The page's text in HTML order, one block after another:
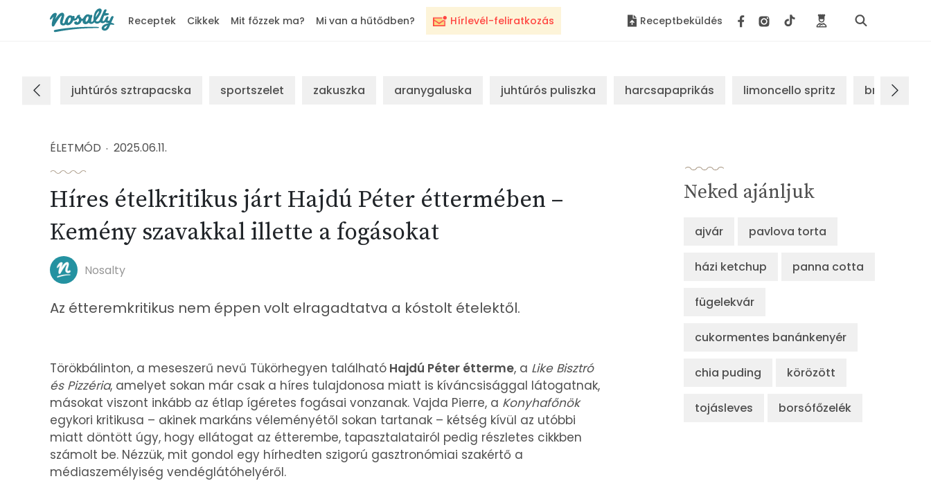
Hírlevél-feliratkozás
Receptek Cikkek Mit főzzek ma? Mi van a hűtődben? Receptbeküldés
juhtúrós sztrapacska sportszelet zakuszka aranygaluska juhtúrós puliszka harcsapaprikás limoncello spritz brassói
ÉLETMÓD 2025.06.11.
Híres ételkritikus járt Hajdú Péter éttermében –
Kemény szavakkal illette a fogásokat
Nosalty
Az étteremkritikus nem éppen volt elragadtatva a kóstolt ételektől.
Törökbálinton, a meseszerű nevű Tükörhegyen található Hajdú Péter étterme, a Like Bisztró
és Pizzéria, amelyet sokan már csak a híres tulajdonosa miatt is kíváncsisággal látogatnak,
másokat viszont inkább az étlap ígéretes fogásai vonzanak. Vajda Pierre, a Konyhafőnök
egykori kritikusa – akinek markáns véleményétől sokan tartanak – kétség kívül az utóbbi
miatt döntött úgy, hogy ellátogat az étterembe, tapasztalatairól pedig részletes cikkben
számolt be. Nézzük, mit gondol egy hírhedten szigorú gasztronómiai szakértő a
médiaszemélyiség vendéglátóhelyéről.
Neked ajánljuk
ajvár pavlova torta
házi ketchup panna cotta
fügelekvár
cukormentes banánkenyér
chia puding körözött
tojásleves borsófőzelék